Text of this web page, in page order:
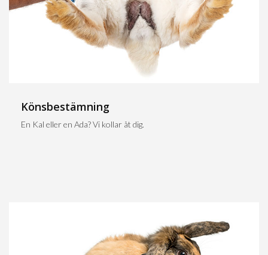
Könsbestämning
En Kal eller en Ada? Vi kollar åt dig.